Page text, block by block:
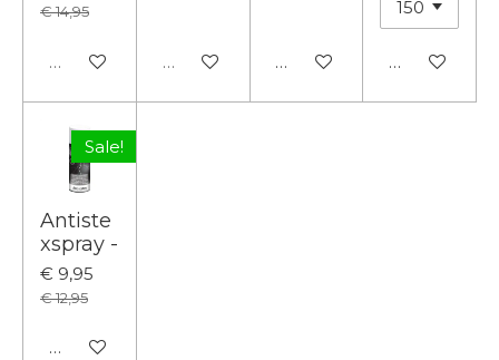
€ 14,95
Uitverkocht Uitverkocht In winkelwagenIn
Sale!
Antiste
xspray -
€ 9,95
€ 12,95
In winkelwagen